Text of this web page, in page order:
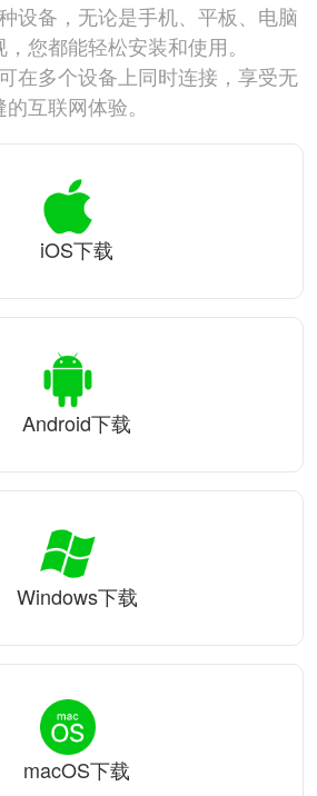
设备，无论是手机、平板、电脑
您都能轻松安装和使用。
在多个设备上同时连接，享受无
的互联网体验。
iOS下载
Android下载
Windows下载
macOS下载